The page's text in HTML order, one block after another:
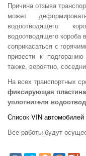
Причина отзыва
может
водоотводящего
водоотводящего короба
соприкасаться с
привести к
также, вероятно,
На всех транспортных
фиксирующая
уплотнителя
Список VIN
Все работы будут